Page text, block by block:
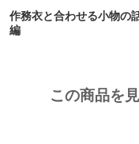
作務衣と合わせる小物の
編
この商品を